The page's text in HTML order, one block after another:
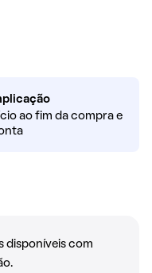
ao fim da compra e
disponíveis com